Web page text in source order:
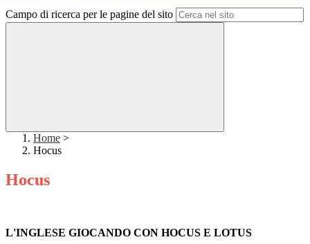
Campo di ricerca per le pagine del sito
Home >
Hocus
Hocus
L'INGLESE GIOCANDO CON HOCUS E LOTUS